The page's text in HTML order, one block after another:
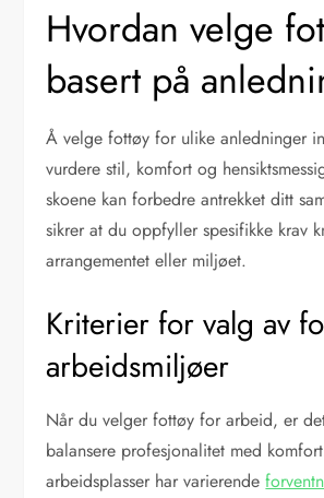
Hvordan velge
basert på
Å velge fottøy for ulike anledninger
vurdere stil, komfort og
skoene kan forbedre antrekket ditt
sikrer at du oppfyller spesifikke krav
arrangementet eller miljøet.
Kriterier for valg av
arbeidsmiljøer
Når du velger fottøy for arbeid, er
balansere profesjonalitet med
arbeidsplasser har varierende